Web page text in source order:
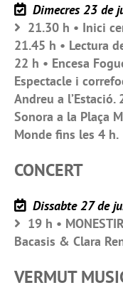
Dimecres 23 de
21.30 h • Inici
21.45 h • Lectura
22 h • Encesa
Espectacle i
Andreu a
Sonora a la Plaça
Monde fins les 4 h.
CONCERT
Dissabte 27 de
19 h •
Bacasis & Clara
VERMUT